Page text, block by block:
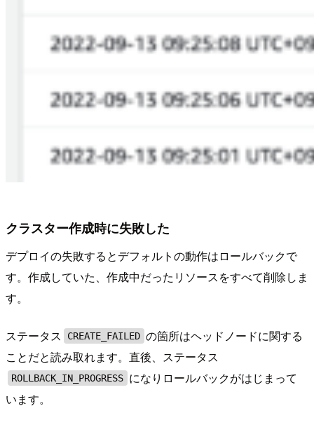
クラスター作成時に失敗した
デプロイの失敗するとデフォルトの動作はロールバックで
す。作成していた、作成中だったリソースをすべて削除しま
す。
ステータス CREATE_FAILED の箇所はヘッドノードに関する
ことだと読み取れます。直後、ステータス
ROLLBACK_IN_PROGRESS になりロールバックがはじまって
います。